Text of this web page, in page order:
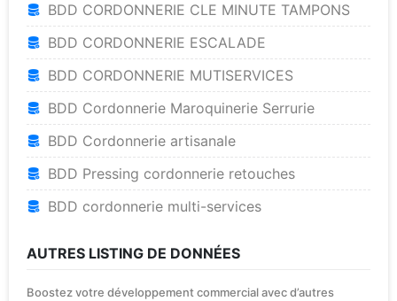
BDD CORDONNERIE CLE MINUTE TAMPONS
BDD CORDONNERIE ESCALADE
BDD CORDONNERIE MUTISERVICES
BDD Cordonnerie Maroquinerie Serrurie
BDD Cordonnerie artisanale
BDD Pressing cordonnerie retouches
BDD cordonnerie multi-services
AUTRES LISTING DE DONNÉES
Boostez votre développement commercial avec d’autres